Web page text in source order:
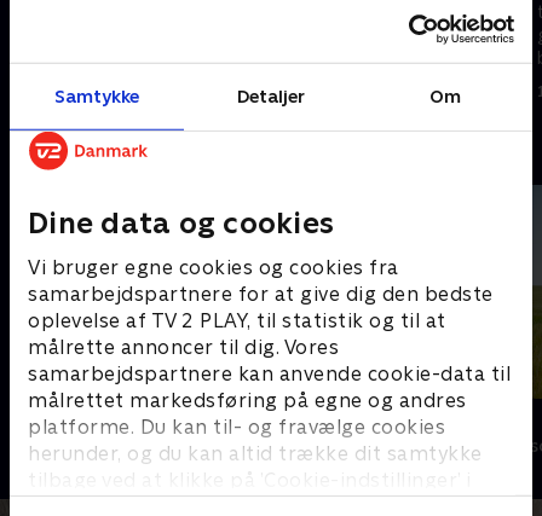
Samtykke Detaljer Om
Dine data og cookies
Vi bruger egne cookies og cookies fra
samarbejdspartnere for at give dig den bedste
oplevelse af TV 2 PLAY, til statistik og til at
målrette annoncer til dig. Vores
samarbejdspartnere kan anvende cookie-data til
målrettet markedsføring på egne og andres
platforme. Du kan til- og fravælge cookies
herunder, og du kan altid trække dit samtykke
tilbage ved at klikke på ’Cookie-indstillinger’ i
1. maj 2023 • 58 min
at blive klar til søster Monica
Joans fødselsdag.
1. maj 2023 • 58 min
Andre så også
Badehotellet
Drama • 10 sæsoner
Doc Martin
Drama • 10